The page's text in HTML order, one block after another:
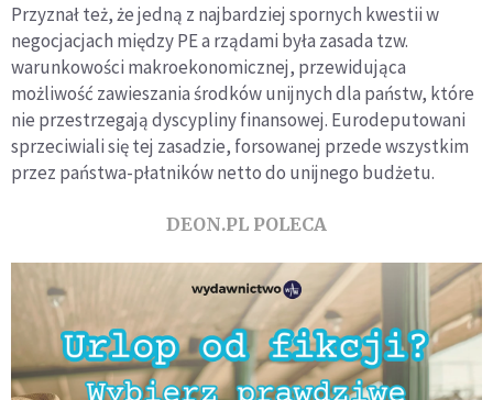
Przyznał też, że jedną z najbardziej spornych kwestii w
negocjacjach między PE a rządami była zasada tzw.
warunkowości makroekonomicznej, przewidująca
możliwość zawieszania środków unijnych dla państw, które
nie przestrzegają dyscypliny finansowej. Eurodeputowani
sprzeciwiali się tej zasadzie, forsowanej przede wszystkim
przez państwa-płatników netto do unijnego budżetu.
DEON.PL POLECA